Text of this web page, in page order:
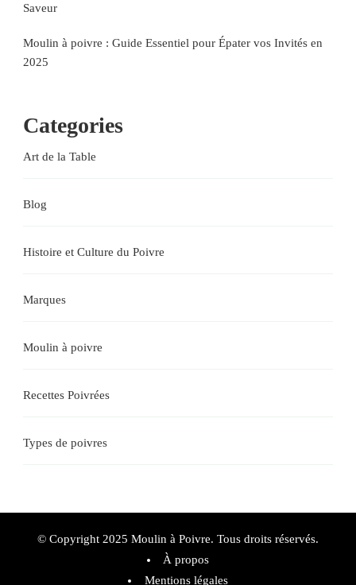
Saveur
Moulin à poivre : Guide Essentiel pour Épater vos Invités en
2025
Categories
Art de la Table
Blog
Histoire et Culture du Poivre
Marques
Moulin à poivre
Recettes Poivrées
Types de poivres
© Copyright 2025 Moulin à Poivre. Tous droits réservés.
À propos
Mentions légales